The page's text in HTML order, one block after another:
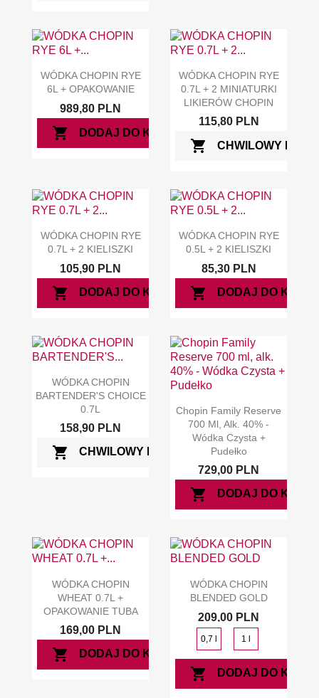
WÓDKA CHOPIN RYE
6L + OPAKOWANIE
989,80 PLN
shopping_cart DODAJ DO KOSZYKA
WÓDKA CHOPIN RYE
0.7L + 2 MINIATURKI
LIKIERÓW CHOPIN
115,80 PLN
shopping_cart CHWILOWY BRAK
WÓDKA CHOPIN RYE
0.7L + 2 KIELISZKI
105,90 PLN
shopping_cart DODAJ DO KOSZYKA
WÓDKA CHOPIN RYE
0.5L + 2 KIELISZKI
85,30 PLN
shopping_cart DODAJ DO
WÓDKA CHOPIN
BARTENDER'S CHOICE
0.7L
158,90 PLN
shopping_cart CHWILOWY BRAK
Chopin Family Reserve
700 Ml, Alk. 40% -
Wódka Czysta +
Pudełko
729,00 PLN
shopping_cart DODAJ DO
WÓDKA CHOPIN
WHEAT 0.7L +
OPAKOWANIE TUBA
169,00 PLN
shopping_cart DODAJ DO KOSZYKA
WÓDKA CHOPIN
BLENDED GOLD
209,00 PLN
0,7 l 1 l
shopping_cart DODAJ DO